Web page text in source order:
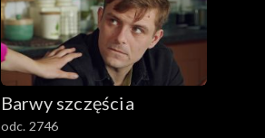
Barwy szczęścia
odc. 2746